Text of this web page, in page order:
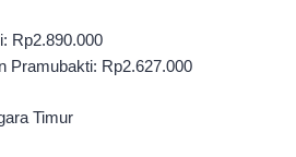
Rp2.890.000
Pramubakti: Rp2.627.000
Timur